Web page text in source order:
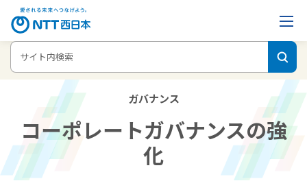
ホーム 企業情報
コーポレ
ートガバナンスの強化
ガバナンス
コーポレートガバナンスの強
化